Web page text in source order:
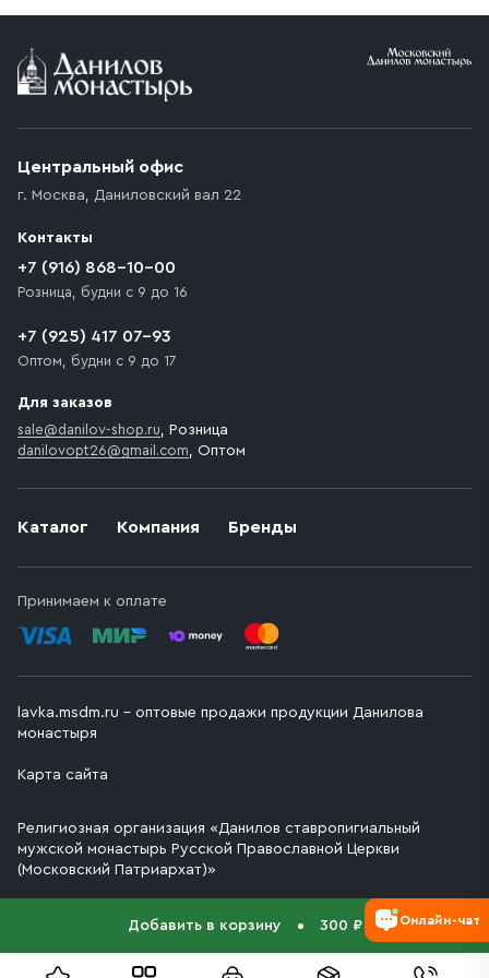
Добавить в корзину 300 ₽
Условия доставки
возникают препятствия для подъезда автомобиля,
которое максимально близко к месту запланированной
движения. Если на территории места назначения
доставки предусмотрен платный въезд, то Покупателю
необходимо компенсировать стоимость въезда
Каталог Компания Бренды
Принимаем к оплате
Центральный офис
г. Москва, Даниловский вал 22
Контакты
+7 (916) 868-10-00
Розница, будни с 9 до 16
+7 (925) 417 07-93
Оптом, будни с 9 до 17
Для заказов
sale@danilov-shop.ru, Розница
danilovopt26@gmail.com, Оптом
lavka.msdm.ru – оптовые продажи продукции Данилова
монастыря
Карта сайта
Религиозная организация «Данилов ставропигиальный
мужской монастырь Русской Православной Церкви
(Московский Патриархат)»
Онлайн-чат